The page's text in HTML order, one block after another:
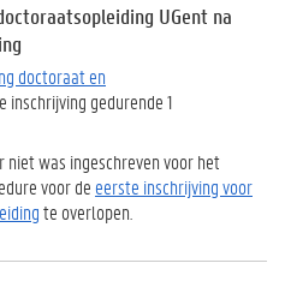
UGent na
doctoraat en
inschrijving gedurende 1
niet was ingeschreven voor het
voor de eerste inschrijving voor
te overlopen.